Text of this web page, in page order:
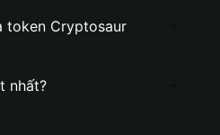
token Cryptosaur
nhất?